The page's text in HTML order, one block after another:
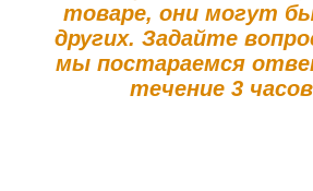
товаре, они могут
других. Задайте
мы постараемся
течение 3